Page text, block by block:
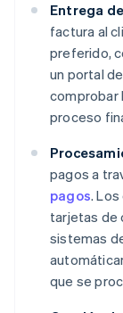
Entrega
factura al
preferido,
un portal
comprobar
proceso
pagos a
pagos.
tarjetas de
sistemas
que se